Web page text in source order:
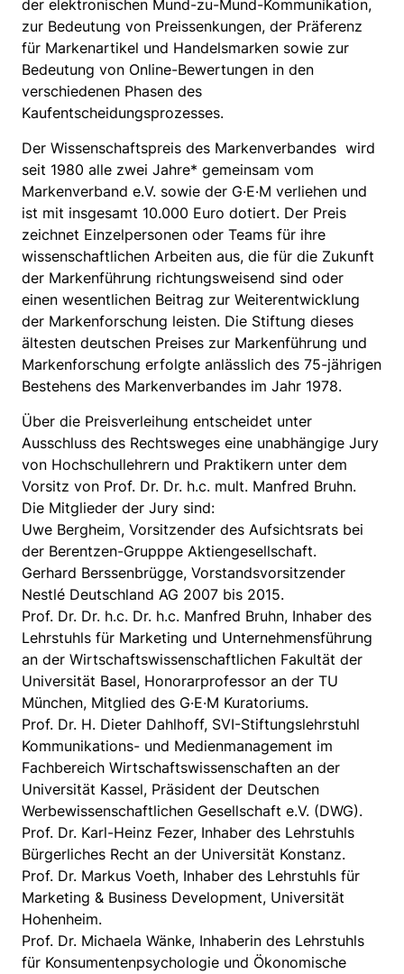
der elektronischen Mund-zu-Mund-Kommunikation,
zur Bedeutung von Preissenkungen, der Präferenz
für Markenartikel und Handelsmarken sowie zur
Bedeutung von Online-Bewertungen in den
verschiedenen Phasen des
Kaufentscheidungsprozesses.
Der Wissenschaftspreis des Markenverbandes wird
seit 1980 alle zwei Jahre* gemeinsam vom
Markenverband e.V. sowie der G·E·M verliehen und
ist mit insgesamt 10.000 Euro dotiert. Der Preis
zeichnet Einzelpersonen oder Teams für ihre
wissenschaftlichen Arbeiten aus, die für die Zukunft
der Markenführung richtungsweisend sind oder
einen wesentlichen Beitrag zur Weiterentwicklung
der Markenforschung leisten. Die Stiftung dieses
ältesten deutschen Preises zur Markenführung und
Markenforschung erfolgte anlässlich des 75-jährigen
Bestehens des Markenverbandes im Jahr 1978.
Über die Preisverleihung entscheidet unter
Ausschluss des Rechtsweges eine unabhängige Jury
von Hochschullehrern und Praktikern unter dem
Vorsitz von Prof. Dr. Dr. h.c. mult. Manfred Bruhn.
Die Mitglieder der Jury sind:
Uwe Bergheim, Vorsitzender des Aufsichtsrats bei
der Berentzen-Grupppe Aktiengesellschaft.
Gerhard Berssenbrügge, Vorstandsvorsitzender
Nestlé Deutschland AG 2007 bis 2015.
Prof. Dr. Dr. h.c. Dr. h.c. Manfred Bruhn, Inhaber des
Lehrstuhls für Marketing und Unternehmensführung
an der Wirtschaftswissenschaftlichen Fakultät der
Universität Basel, Honorarprofessor an der TU
München, Mitglied des G·E·M Kuratoriums.
Prof. Dr. H. Dieter Dahlhoff, SVI-Stiftungslehrstuhl
Kommunikations- und Medienmanagement im
Fachbereich Wirtschaftswissenschaften an der
Universität Kassel, Präsident der Deutschen
Werbewissenschaftlichen Gesellschaft e.V. (DWG).
Prof. Dr. Karl-Heinz Fezer, Inhaber des Lehrstuhls
Bürgerliches Recht an der Universität Konstanz.
Prof. Dr. Markus Voeth, Inhaber des Lehrstuhls für
Marketing & Business Development, Universität
Hohenheim.
Prof. Dr. Michaela Wänke, Inhaberin des Lehrstuhls
für Konsumentenpsychologie und Ökonomische